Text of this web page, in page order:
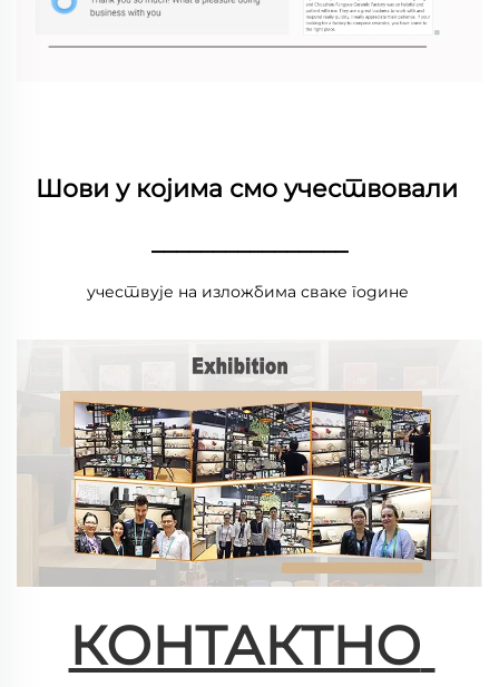
Шови у којима смо учествовали
________________
учествује на изложбима сваке године
КОНТАКТНО